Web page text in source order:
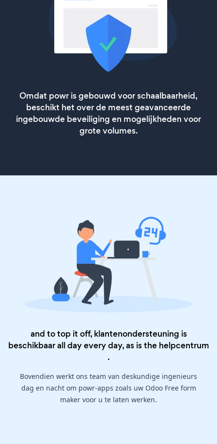
Omdat powr is gebouwd voor schaalbaarheid,
beschikt het over de meest geavanceerde
ingebouwde beveiliging en mogelijkheden voor
grote volumes.
and to top it off, klantenondersteuning is
beschikbaar all day every day, as is the helpcentrum
.
Bovendien werkt ons team van deskundige ingenieurs
dag en nacht om powr-apps zoals uw Odoo Free form
maker voor u te laten werken.